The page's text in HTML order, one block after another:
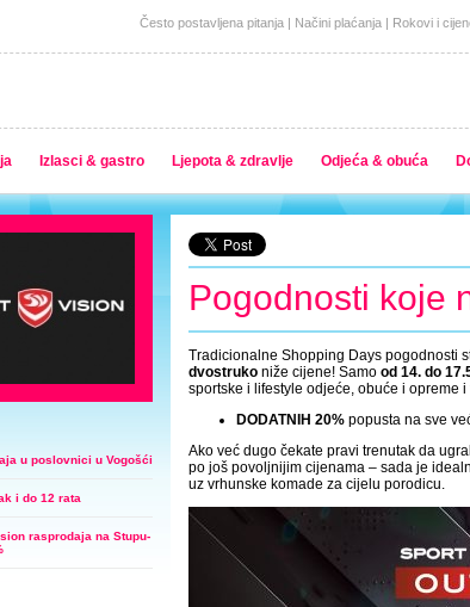
Često postavljena pitanja | Načini plaćanja | Rokovi i
Izlasci & gastro Ljepota & zdravlje Odjeća & obuća
u poslovnici u Vogošći
i do 12 rata
rasprodaja na Stupu-
Pogodnosti koje
Tradicionalne Shopping Days pogodnosti
dvostruko niže cijene! Samo od 14. do
sportske i lifestyle odjeće, obuće i opreme i
DODATNIH 20% popusta na sve
Ako već dugo čekate pravi trenutak da
po još povoljnijim cijenama – sada je
uz vrhunske komade za cijelu porodicu.